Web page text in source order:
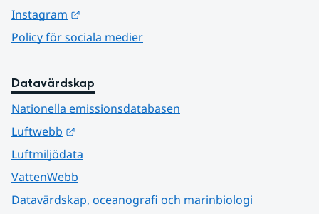
Instagram
Policy för sociala medier
Datavärdskap
Nationella emissionsdatabasen
Luftwebb
Luftmiljödata
VattenWebb
Datavärdskap, oceanografi och marinbiologi